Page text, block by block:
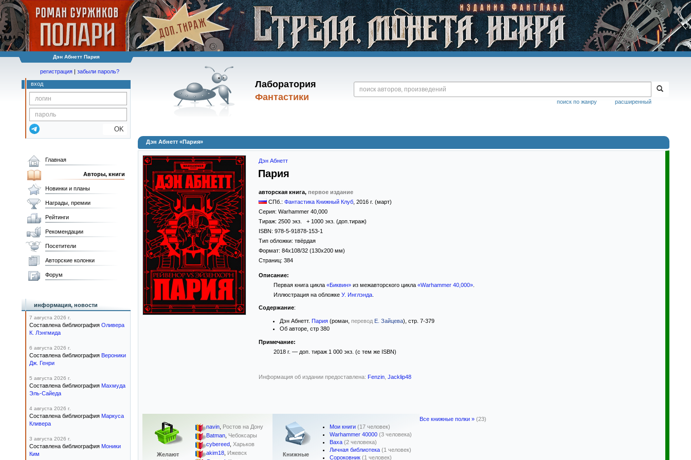
Дэн Абнетт Пария
Лаборатория
Фантастики
расширенный
поиск по жанру
регистрация | забыли пароль?
вход
OK
Дэн Абнетт «Пария»
Дэн Абнетт
Пария
авторская книга, первое издание
СПб.: Фантастика Книжный Клуб 2016 г. (март)
Серия: Warhammer 40,000
Тираж: 2500 экз. + 1000 экз. (доп.тираж)
ISBN: 978-5-91878-153-1
Тип обложки: твёрдая
Формат: 84x108/32 (130x200 мм)
Страниц: 384
Описание:
Первая книга цикла «Биквин»из межавторского цикла «Warhammer 40,000».
Иллюстрация на обложке У. Инглэнда.
Содержание:
Дэн Абнетт. Пария (роман, перевод Е. Зайцева), стр. 7-379
Об авторе, стр 380
Примечание:
2018 г. — доп. тираж 1 000 экз. (с тем же ISBN)
Информация об издании предоставлена: Fenzin Jacklip48
Желают
navin, Ростов на Дону
Batman, Чебоксары
cybereed, Харьков
akim18, Ижевск
Книжные
Мои книги (17 человек)
Warhammer 40000 (3 человека)
Ваха (2 человека)
Личная библиотека (1 человек)
Сороковник (1 человек)
Все книжные полки » (23)
Главная
Авторы, книги
Новинки и планы
Награды, премии
Рейтинги
Рекомендации
Посетители
Авторские колонки
Форум
информация, новости
7 августа 2026 г.
Составлена библиография Оливера
К. Лэнгмида
6 августа 2026 г.
Составлена библиография Вероники
Дж. Генри
5 августа 2026 г.
Составлена библиография Махмуда
Эль-Сайеда
4 августа 2026 г.
Составлена библиография Маркуса
Кливера
3 августа 2026 г.
Составлена библиография Моники
Ким